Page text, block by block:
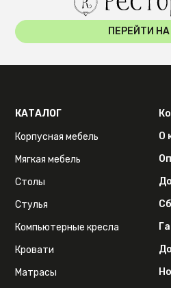
ПЕРЕЙТИ
КАТАЛОГ
Корпусная мебель
Мягкая мебель
Столы
Стулья
Компьютерные кресла
Кровати
Матрасы
О